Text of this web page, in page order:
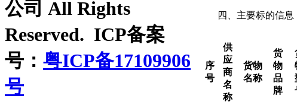
四、 主要标的信息
序
号
供
应
商
名
称
货物
名称
货
物
品
牌
公司 All Rights
Reserved. ICP备案
号： 粤ICP备17109906
号